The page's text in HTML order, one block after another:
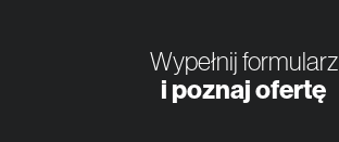
Wypełnij formularz
i poznaj ofertę